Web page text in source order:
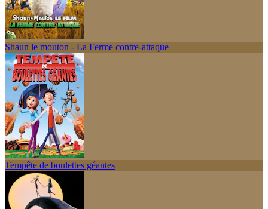
Shaun le mouton - La Ferme contre-attaque
Tempête de boulettes géantes